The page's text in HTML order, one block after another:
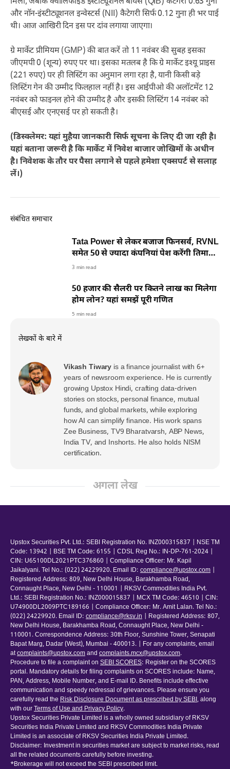
और नॉन-इंस्टीट्यूशनल इन्वेस्टर्स (NII) कैटेगरी सिर्फ 0.12 गुना ही भर पाई
थी। आज आखिरी दिन इस पर दांव लगाया जाएगा।
ग्रे मार्केट प्रीमियम (GMP) की बात करें तो 11 नवंबर की सुबह इसका
जीएमपी 0 (शून्य) रुपए पर था। इसका मतलब है कि ग्रे मार्केट इश्यू प्राइस
(221 रुपए) पर ही लिस्टिंग का अनुमान लगा रहा है, यानी किसी बड़े
लिस्टिंग गेन की उम्मीद फिलहाल नहीं है। इस आईपीओ की अलॉटमेंट 12
नवंबर को फाइनल होने की उम्मीद है और इसकी लिस्टिंग 14 नवंबर को
बीएसई और एनएसई पर हो सकती है।
(डिस्क्लेमर: यहां मुहैया जानकारी सिर्फ सूचना के लिए दी जा रही है।
यहां बताना जरूरी है कि मार्केट में निवेश बाजार जोखिमों के अधीन
है। निवेशक के तौर पर पैसा लगाने से पहले हमेशा एक्सपर्ट से सलाह
लें।)
संबंधित समाचार
Tata Power से लेकर बजाज फिनसर्व, RVNL
समेत 50 से ज्यादा कंपनियां पेश करेंगी तिमाही
नतीजे
3 min read
50 हजार की सैलरी पर कितने लाख का मिलेगा
होम लोन? यहां समझें पूरी गणित
5 min read
लेखकों के बारे में
Vikash Tiwary is a finance journalist with 6+
years of newsroom experience. He is currently
growing Upstox Hindi, crafting data-driven
stories on stocks, personal finance, mutual
funds, and global markets, while exploring
how AI can simplify finance. His work spans
Zee Business, TV9 Bharatvarsh, ABP News,
India TV, and Inshorts. He also holds NISM
certification.
अगला लेख
Upstox Securities Pvt. Ltd.: SEBI Registration No. INZ000315837 | NSE TM
Code: 13942 | BSE TM Code: 6155 | CDSL Reg No.: IN-DP-761-2024 |
CIN: U65100DL2021PTC376860 | Compliance Officer: Mr. Kapil
Jaikalyani. Tel No.: (022) 24229920. Email ID: compliance@upstox.com
Registered Address: 809, New Delhi House, Barakhamba Road,
Connaught Place, New Delhi - 110001 | RKSV Commodities India Pvt.
Ltd.: SEBI Registration No.: INZ000015837 | MCX TM Code: 46510 | CIN:
U74900DL2009PTC189166 | Compliance Officer: Mr. Amit Lalan. Tel No.:
(022) 24229920. Email ID: compliance@rksv.in
| Registered Address: 807,
New Delhi House, Barakhamba Road, Connaught Place, New Delhi -
110001. Correspondence Address: 30th Floor, Sunshine Tower, Senapati
Bapat Marg, Dadar (West), Mumbai - 400013. | For any complaints, email
atcomplaints@upstox.comand complaints.mcx@upstox.com.
Procedure to file a complaint on SEBI SCORES: Register on the SCORES
portal. Mandatory details for filing complaints on SCORES include: Name,
PAN, Address, Mobile Number, and E-mail ID. Benefits include effective
communication and speedy redressal of grievances. Please ensure you
carefully read the Risk Disclosure Document as prescribed by SEBI, along
with ourTerms of Use and Privacy Policy.
Upstox Securities Private Limited is a wholly owned subsidiary of RKSV
Securities India Private Limited and RKSV Commodities India Private
Limited is an associate of RKSV Securities India Private Limited.
Disclaimer: Investment in securities market are subject to market risks, read
all the related documents carefully before investing.
*Brokerage will not exceed the SEBI prescribed limit.